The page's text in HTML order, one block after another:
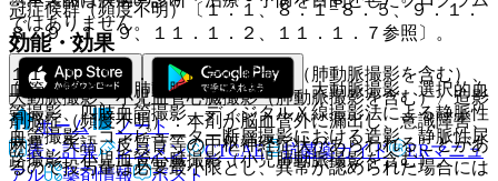
冠症候群（頻度不明）〔１．１、８．１−８．５、９．１．
８、９．１．９、１１．１．２、１１．１．７参照〕。
１１．１．１３． 〈血管心臓撮影（肺動脈撮影を含む）、
大動脈撮影、小児血管心臓撮影（肺動脈撮影を含む）〉造影
剤脳症（頻度不明）：本剤が脳血管外に漏出し、意識障害、
麻痺、失語、皮質盲等の中枢神経症状があらわれることがあ
るので投与量は必要最小限とし、異常が認められた場合には
効能・効果
血管心臓撮影（肺動脈撮影を含む）、大動脈撮影、選択的血
管撮影、四肢血管撮影、ディジタルＸ線撮影法による静脈性
血管撮影、コンピューター断層撮影における造影、静脈性尿
路撮影、小児血管心臓撮影（小児肺動脈撮影を含む）。
ではありません。
ホーム
ノート
表・計算
レジメン CTCAE 抗菌薬ガイド
ERマニュ
アル
薬剤情報 ポスト